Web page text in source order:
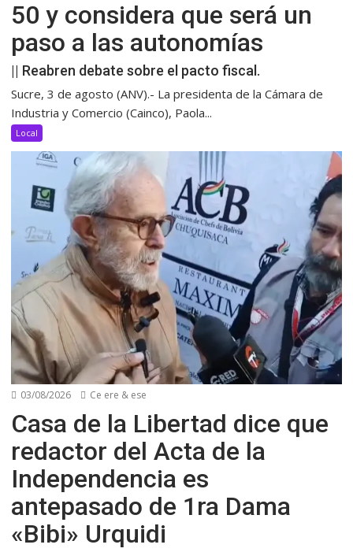
50 y considera que será un
paso a las autonomías
|| Reabren debate sobre el pacto fiscal.
Sucre, 3 de agosto (ANV).- La presidenta de la Cámara de
Industria y Comercio (Cainco), Paola...
Local
03/08/2026 Ce ere & ese
Casa de la Libertad dice que
redactor del Acta de la
Independencia es
antepasado de 1ra Dama
«Bibi» Urquidi